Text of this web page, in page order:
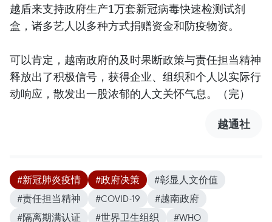
越盾来支持政府生产1万套新冠病毒快速检测试剂
盒，诸多艺人以多种方式捐赠资金和防疫物资。
可以肯定，越南政府的及时果断政策与责任担当精神
释放出了积极信号，获得企业、组织和个人以实际行
动响应，散发出一股浓郁的人文关怀气息。（完）
越通社
#新冠肺炎疫情 #政府决策
#彰显人文价值
#责任担当精神
#COVID-19
#越南政府
#隔离期满认证
#世界卫生组织 #WHO